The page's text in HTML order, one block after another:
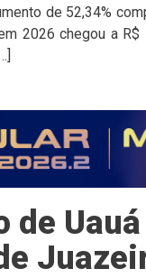
de 52,34%
2026 chegou a
de